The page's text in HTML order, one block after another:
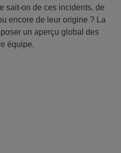
sait-on de ces incidents, de
encore de leur origine ? La
un aperçu global des
équipe.